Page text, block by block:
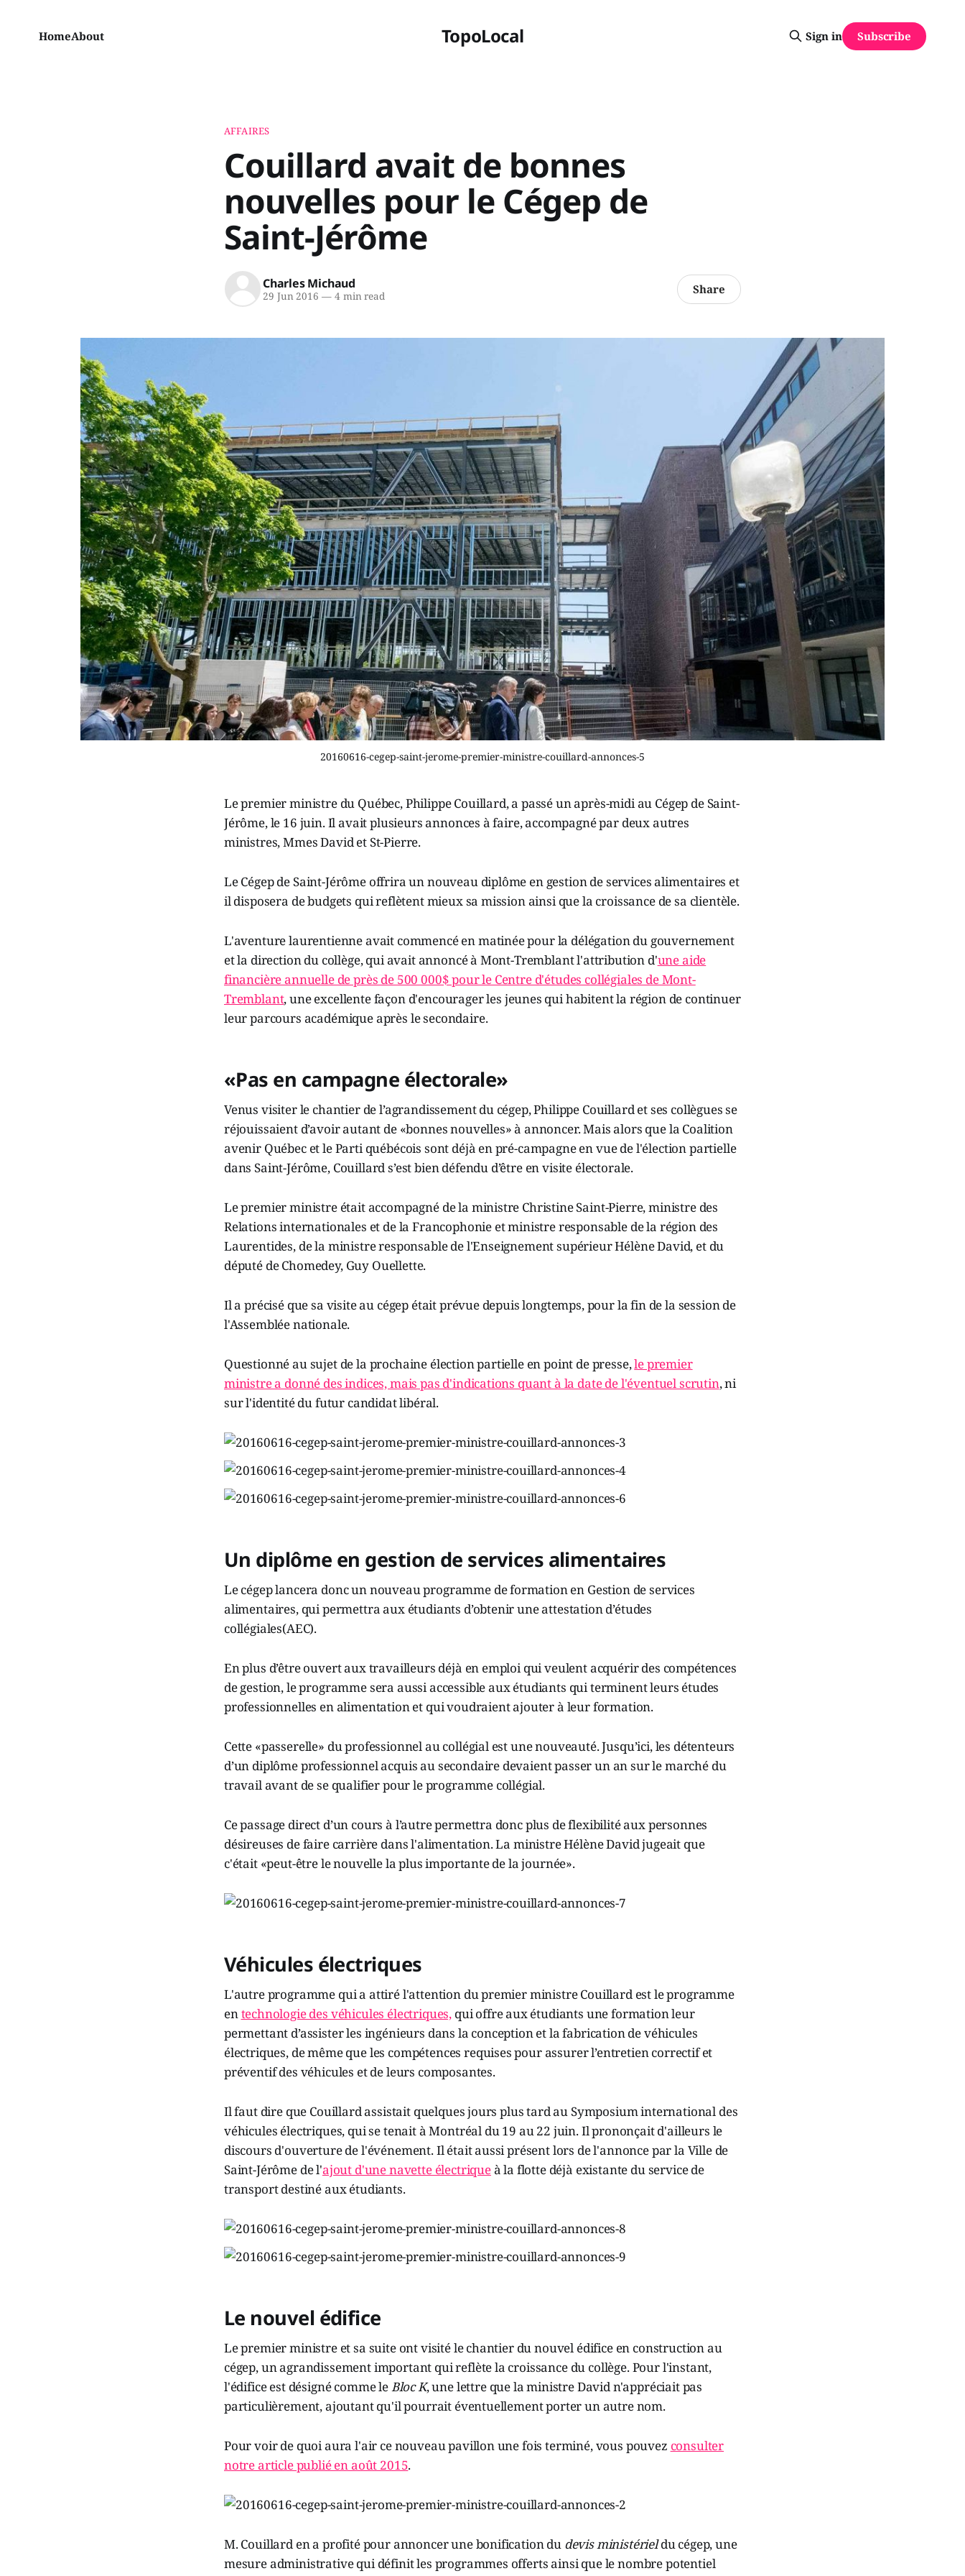
TopoLocal
HomeAbout Sign in Subscribe
AFFAIRES
Couillard avait de bonnes
nouvelles pour le Cégep de
Saint-Jérôme
Charles Michaud
29 Jun 2016 —4 min read Share
20160616-cegep-saint-jerome-premier-ministre-couillard-annonces-5
Le premier ministre du Québec, Philippe Couillard, a passé un après-midi au Cégep de Saint-
Jérôme, le 16 juin. Il avait plusieurs annonces à faire, accompagné par deux autres
ministres, Mmes David et St-Pierre.
Le Cégep de Saint-Jérôme offrira un nouveau diplôme en gestion de services alimentaires et
il disposera de budgets qui reflètent mieux sa mission ainsi que la croissance de sa clientèle.
L'aventure laurentienne avait commencé en matinée pour la délégation du gouvernement
et la direction du collège, qui avait annoncé à Mont-Tremblant l'attribution d'une aide
financière annuelle de près de 500 000$ pour le Centre d'études collégiales de Mont-
Tremblant, une excellente façon d'encourager les jeunes qui habitent la région de continuer
leur parcours académique après le secondaire.
«Pas en campagne électorale»
Venus visiter le chantier de l’agrandissement du cégep, Philippe Couillard et ses collègues se
réjouissaient d’avoir autant de «bonnes nouvelles» à annoncer. Mais alors que la Coalition
avenir Québec et le Parti québécois sont déjà en pré-campagne en vue de l'élection partielle
dans Saint-Jérôme, Couillard s’est bien défendu d’être en visite électorale.
Le premier ministre était accompagné de la ministre Christine Saint-Pierre, ministre des
Relations internationales et de la Francophonie et ministre responsable de la région des
Laurentides, de la ministre responsable de l'Enseignement supérieur Hélène David, et du
député de Chomedey, Guy Ouellette.
Il a précisé que sa visite au cégep était prévue depuis longtemps, pour la fin de la session de
l'Assemblée nationale.
Questionné au sujet de la prochaine élection partielle en point de presse,le premier
ministre a donné des indices, mais pas d'indications quant à la date de l'éventuel scrutin, ni
sur l'identité du futur candidat libéral.
Un diplôme en gestion de services alimentaires
Le cégep lancera donc un nouveau programme de formation en Gestion de services
alimentaires, qui permettra aux étudiants d’obtenir une attestation d’études
collégiales(AEC).
En plus d’être ouvert aux travailleurs déjà en emploi qui veulent acquérir des compétences
de gestion, le programme sera aussi accessible aux étudiants qui terminent leurs études
professionnelles en alimentation et qui voudraient ajouter à leur formation.
Cette «passerelle» du professionnel au collégial est une nouveauté. Jusqu’ici, les détenteurs
d’un diplôme professionnel acquis au secondaire devaient passer un an sur le marché du
travail avant de se qualifier pour le programme collégial.
Ce passage direct d’un cours à l’autre permettra donc plus de flexibilité aux personnes
désireuses de faire carrière dans l'alimentation. La ministre Hélène David jugeait que
c'était «peut-être le nouvelle la plus importante de la journée».
Véhicules électriques
L'autre programme qui a attiré l'attention du premier ministre Couillard est le programme
entechnologie des véhicules électriques, qui offre aux étudiants une formation leur
permettant d’assister les ingénieurs dans la conception et la fabrication de véhicules
électriques, de même que les compétences requises pour assurer l’entretien correctif et
préventif des véhicules et de leurs composantes.
Il faut dire que Couillard assistait quelques jours plus tard au Symposium international des
véhicules électriques, qui se tenait à Montréal du 19 au 22 juin. Il prononçait d'ailleurs le
discours d'ouverture de l'événement. Il était aussi présent lors de l'annonce par la Ville de
Saint-Jérôme de l'ajout d'une navette électriqueà la flotte déjà existante du service de
transport destiné aux étudiants.
Le nouvel édifice
Le premier ministre et sa suite ont visité le chantier du nouvel édifice en construction au
cégep, un agrandissement important qui reflète la croissance du collège. Pour l'instant,
l'édifice est désigné comme leBloc K, une lettre que la ministre David n'appréciait pas
particulièrement, ajoutant qu'il pourrait éventuellement porter un autre nom.
Pour voir de quoi aura l'air ce nouveau pavillon une fois terminé, vous pouvez consulter
notre article publié en août 2015.
M. Couillard en a profité pour annoncer une bonification du devis ministérieldu cégep, une
mesure administrative qui définit les programmes offerts ainsi que le nombre potentiel